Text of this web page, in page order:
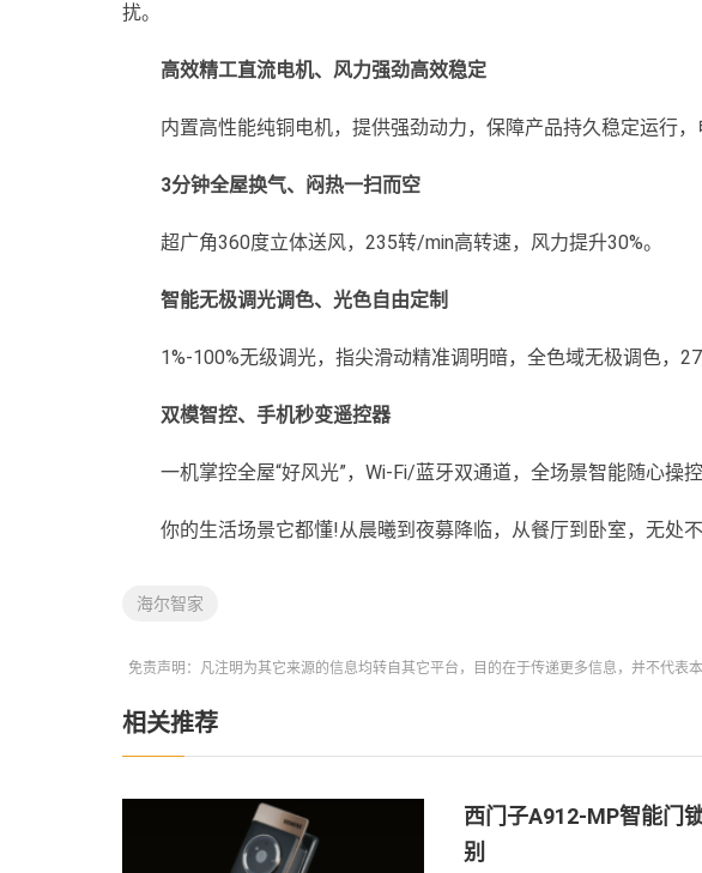
扰。
高效精工直流电机、风力强劲高效稳定
内置高性能纯铜电机，提供强劲动力，保障产品持久稳定运行，
3分钟全屋换气、闷热一扫而空
超广角360度立体送风，235转/min高转速，风力提升30%。
智能无极调光调色、光色自由定制
1%-100%无级调光，指尖滑动精准调明暗，全色域无极调色，
双模智控、手机秒变遥控器
一机掌控全屋“好风光”，Wi-Fi/蓝牙双通道，全场景智能随心操控
你的生活场景它都懂!从晨曦到夜募降临，从餐厅到卧室，无处不
海尔智家
免责声明：凡注明为其它来源的信息均转自其它平台，目的在于传递更多信息，并不代表
相关推荐
西门子A912-MP智能门
别